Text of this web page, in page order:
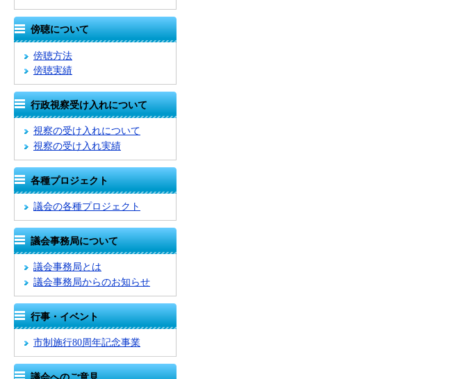
傍聴について
傍聴方法
傍聴実績
行政視察受け入れについて
視察の受け入れについて
視察の受け入れ実績
各種プロジェクト
議会の各種プロジェクト
議会事務局について
議会事務局とは
議会事務局からのお知らせ
行事・イベント
市制施行80周年記念事業